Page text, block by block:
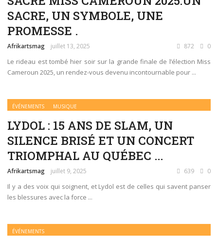
SACRE, UN SYMBOLE, UNE
PROMESSE .
Afrikartsmag juillet 13, 2025 872 0
Le rideau est tombé hier soir sur la grande finale de l’élection Miss
Cameroun 2025, un rendez-vous devenu incontournable pour ...
ÉVÉNEMENTS MUSIQUE
LYDOL : 15 ANS DE SLAM, UN
SILENCE BRISÉ ET UN CONCERT
TRIOMPHAL AU QUÉBEC ...
Afrikartsmag juillet 9, 2025 639 0
Il y a des voix qui soignent, et Lydol est de celles qui savent panser
les blessures avec la force ...
ÉVÉNEMENTS